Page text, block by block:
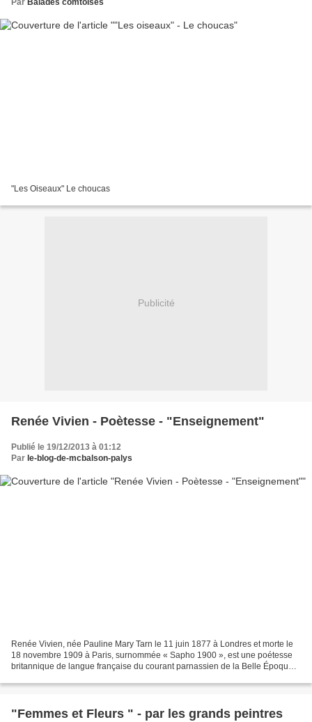
Par Balades comtoises
"Les Oiseaux" Le choucas
Publicité
Renée Vivien - Poètesse - "Enseignement"
Publié le 19/12/2013 à 01:12
Par le-blog-de-mcbalson-palys
Renée Vivien, née Pauline Mary Tarn le 11 juin 1877 à Londres et morte le
18 novembre 1909 à Paris, surnommée « Sapho 1900 », est une poétesse
britannique de langue française du courant parnassien de la Belle Époque.
"Femmes et Fleurs " - par les grands peintres